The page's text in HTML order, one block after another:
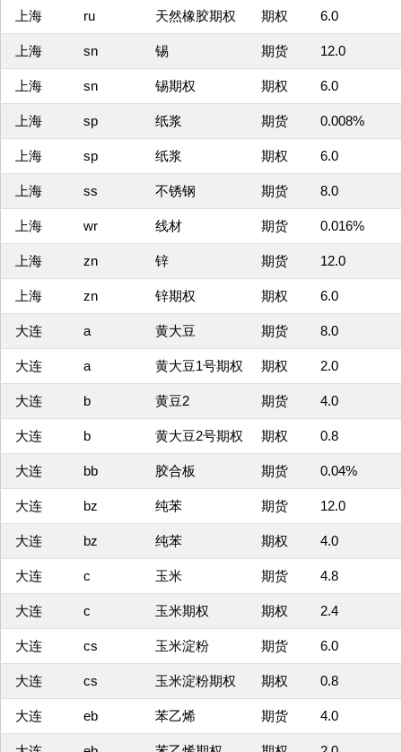
上海 ru 天然橡胶期权 期权 6.0
上海 sn 锡 期货 12.0
上海 sn 锡期权 期权 6.0
上海 sp 纸浆 期货 0.008%
上海 sp 纸浆 期权 6.0
上海 ss 不锈钢 期货 8.0
上海 wr 线材 期货 0.016%
上海 zn 锌 期货 12.0
上海 zn 锌期权 期权 6.0
大连 a 黄大豆 期货 8.0
大连 a 黄大豆1号期权 期权 2.0
大连 b 黄豆2 期货 4.0
大连 b 黄大豆2号期权 期权 0.8
大连 bb 胶合板 期货 0.04%
大连 bz 纯苯 期货 12.0
大连 bz 纯苯 期权 4.0
大连 c 玉米 期货 4.8
大连 c 玉米期权 期权 2.4
大连 cs 玉米淀粉 期货 6.0
大连 cs 玉米淀粉期权 期权 0.8
大连 eb 苯乙烯 期货 4.0